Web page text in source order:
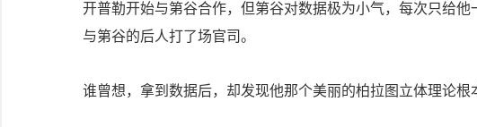
开普勒开始与第谷合作，但第谷对数据极为小气，每次只给
与第谷的后人打了场官司。
谁曾想，拿到数据后，却发现他那个美丽的柏拉图立体理论根